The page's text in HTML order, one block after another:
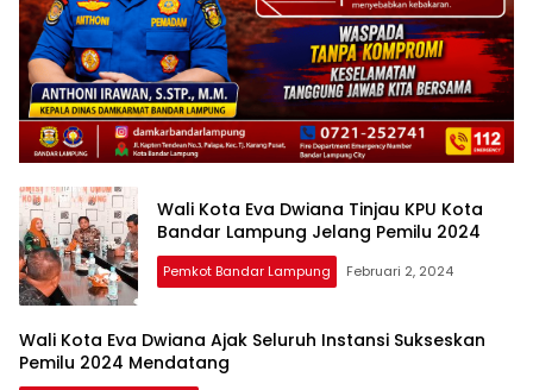
Wali Kota Eva Dwiana Tinjau KPU Kota
Bandar Lampung Jelang Pemilu 2024
Pemkot Bandar Lampung Februari 2, 2024
Wali Kota Eva Dwiana Ajak Seluruh Instansi Sukseskan
Pemilu 2024 Mendatang